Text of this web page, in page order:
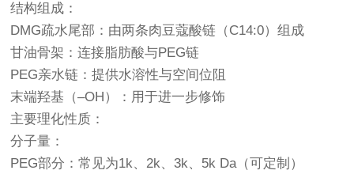
结构组成：
DMG疏水尾部：由两条肉豆蔻酸链（C14:0）组成
甘油骨架：连接脂肪酸与PEG链
PEG亲水链：提供水溶性与空间位阻
末端羟基（–OH）：用于进一步修饰
主要理化性质：
分子量：
PEG部分：常见为1k、2k、3k、5k Da（可定制）